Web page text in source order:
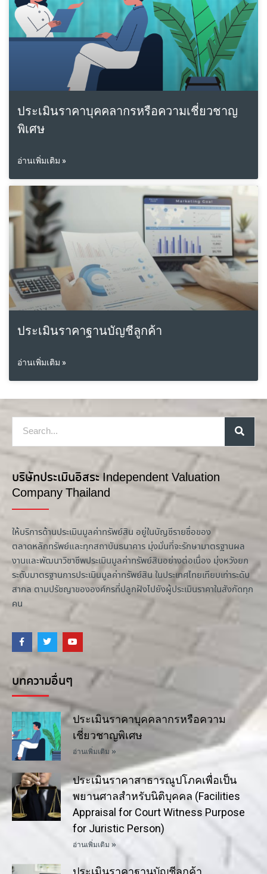
ประเมินราคาบุคคลากรหรือความเชี่ยวชาญ
พิเศษ
อ่านเพิ่มเติม »
ประเมินราคาฐานบัญชีลูกค้า
อ่านเพิ่มเติม »
บริษัทประเมินอิสระ Independent Valuation
Company Thailand
ให้บริการด้านประเมินมูลค่าทรัพย์สิน อยู่ในบัญชีรายชื่อของ
ตลาดหลักทรัพย์และทุกสถาบันธนาคาร มุ่งมั่นที่จะรักษามาตรฐานผล
งานและพัฒนาวิชาชีพประเมินมูลค่าทรัพย์สินอย่างต่อเนื่อง มุ่งหวังยก
ระดับมาตรฐานการประเมินมูลค่าทรัพย์สิน ในประเทศไทยเทียบเท่าระดับ
สากล ตามปรัชญาขององค์กรที่ปลูกฝังไปยังผู้ประเมินราคาในสังกัดทุก
คน
บทความอื่นๆ
ประเมินราคาบุคคลากรหรือความ
เชี่ยวชาญพิเศษ
อ่านเพิ่มเติม »
ประเมินราคาสาธารณูปโภคเพื่อเป็น
พยานศาลสำหรับนิติบุคคล (Facilities
Appraisal for Court Witness Purpose
for Juristic Person)
อ่านเพิ่มเติม »
ประเมินราคาฐานบัญชีลูกค้า